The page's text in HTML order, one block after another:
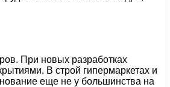
При новых разработках
В строй гипермаркетах и
еще не у большинства на